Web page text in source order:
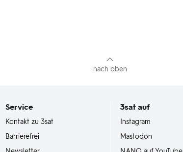
nach oben
Service
Kontakt zu 3sat
Barrierefrei
3sat auf
Instagram
Mastodon